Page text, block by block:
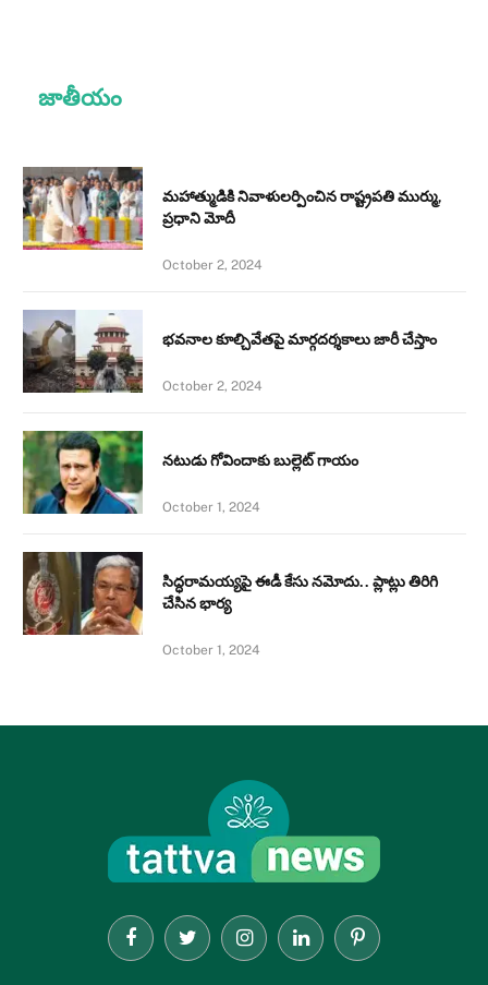
జాతీయం
మహాత్ముడికి నివాళులర్పించిన రాష్ట్రపతి ముర్ము,
ప్రధాని మోదీ
October 2, 2024
భవనాల కూల్చివేతపై మార్గదర్శకాలు జారీ చేస్తాం
October 2, 2024
నటుడు గోవిందాకు బుల్లెట్ గాయం
October 1, 2024
సిద్ధరామయ్యపై ఈడీ కేసు నమోదు.. ప్లాట్లు తిరిగి
చేసిన భార్య
October 1, 2024
FacebookTwitter InstagramLinkedInPinterest